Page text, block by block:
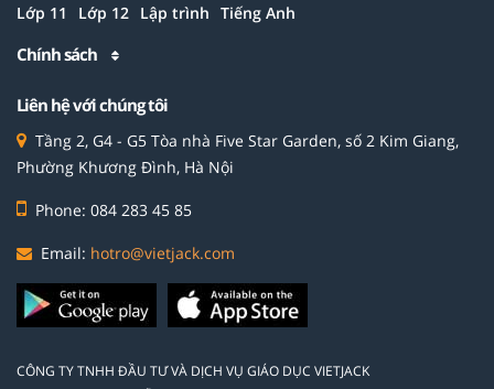
Lớp 11 Lớp 12 Lập trình Tiếng Anh
Chính sách
Liên hệ với chúng tôi
Tầng 2, G4 - G5 Tòa nhà Five Star Garden, số 2 Kim Giang,
Phường Khương Đình, Hà Nội
Phone: 084 283 45 85
Email: hotro@vietjack.com
CÔNG TY TNHH ĐẦU TƯ VÀ DỊCH VỤ GIÁO DỤC VIETJACK